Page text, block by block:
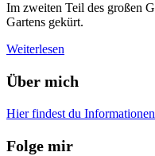
Im zweiten Teil des großen
Gartens gekürt.
Weiterlesen
Über mich
Hier findest du
Folge mir